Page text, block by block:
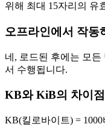
위해 최대 15자리의 유
오프라인에서 작동
네, 로드된 후에는 모든
서 수행됩니다.
KB와 KiB의 차이
KB(킬로바이트) =